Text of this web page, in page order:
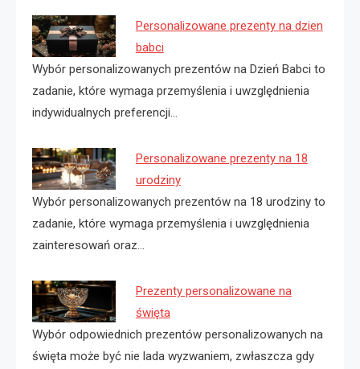
Personalizowane prezenty na dzien
babci
Wybór personalizowanych prezentów na Dzień Babci to
zadanie, które wymaga przemyślenia i uwzględnienia
indywidualnych preferencji…
Personalizowane prezenty na 18
urodziny
Wybór personalizowanych prezentów na 18 urodziny to
zadanie, które wymaga przemyślenia i uwzględnienia
zainteresowań oraz…
Prezenty personalizowane na
święta
Wybór odpowiednich prezentów personalizowanych na
święta może być nie lada wyzwaniem, zwłaszcza gdy